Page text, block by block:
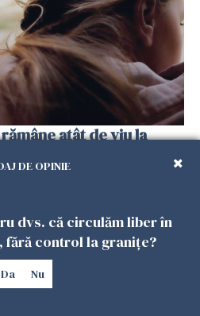
atât de viu la
tuturor
DE OPINIE
dvs. că circulăm liber în
fără control la granițe?
Da Nu